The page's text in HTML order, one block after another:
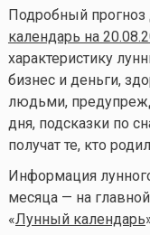
Подробный прогноз
календарь на
характеристику
бизнес и деньги,
людьми,
дня, подсказки по
получат те, кто
Информация
месяца — на
«Лунный календарь